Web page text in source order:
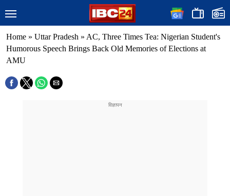
Home » Uttar Pradesh » AC, Three Times Tea: Nigerian Student's
Humorous Speech Brings Back Old Memories of Elections at
AMU